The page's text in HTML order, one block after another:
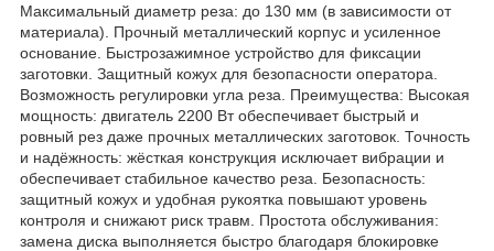
Максимальный диаметр реза: до 130 мм (в зависимости от
материала). Прочный металлический корпус и усиленное
основание. Быстрозажимное устройство для фиксации
заготовки. Защитный кожух для безопасности оператора.
Возможность регулировки угла реза. Преимущества: Высокая
мощность: двигатель 2200 Вт обеспечивает быстрый и
ровный рез даже прочных металлических заготовок. Точность
и надёжность: жёсткая конструкция исключает вибрации и
обеспечивает стабильное качество реза. Безопасность:
защитный кожух и удобная рукоятка повышают уровень
контроля и снижают риск травм. Простота обслуживания:
замена диска выполняется быстро благодаря блокировке